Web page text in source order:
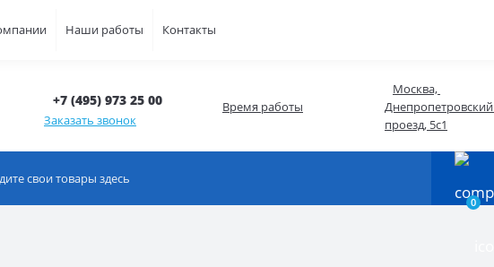
Наши работы Контакты
+7 (495) 973 25 00
Заказать звонок
Время работы
Москва,
Днепропетровский
проезд, 5с1
0